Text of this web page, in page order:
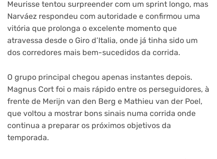
Meurisse tentou surpreender com um sprint longo, mas
Narváez respondeu com autoridade e confirmou uma
vitória que prolonga o excelente momento que
atravessa desde o Giro d’Italia, onde já tinha sido um
dos corredores mais bem-sucedidos da corrida.
O grupo principal chegou apenas instantes depois.
Magnus Cort foi o mais rápido entre os perseguidores, à
frente de Merijn van den Berg e Mathieu van der Poel,
que voltou a mostrar bons sinais numa corrida onde
continua a preparar os próximos objetivos da
temporada.